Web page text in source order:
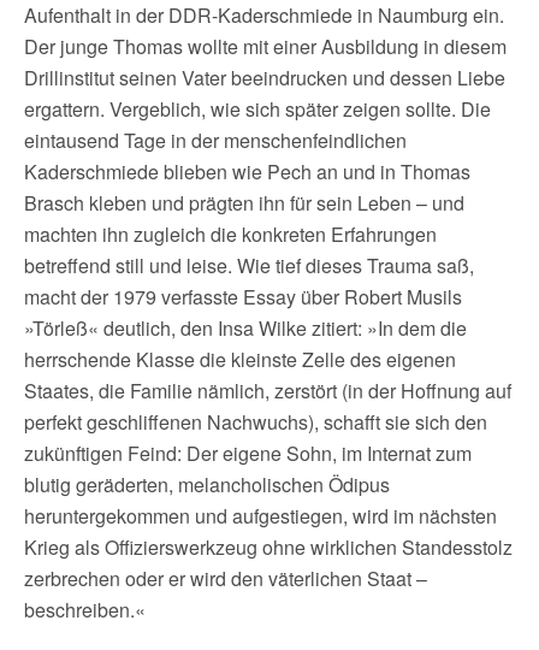
Aufenthalt in der DDR-Kaderschmiede in Naumburg ein.
Der junge Thomas wollte mit einer Ausbildung in diesem
Drillinstitut seinen Vater beeindrucken und dessen Liebe
ergattern. Vergeblich, wie sich später zeigen sollte. Die
eintausend Tage in der menschenfeindlichen
Kaderschmiede blieben wie Pech an und in Thomas
Brasch kleben und prägten ihn für sein Leben – und
machten ihn zugleich die konkreten Erfahrungen
betreffend still und leise. Wie tief dieses Trauma saß,
macht der 1979 verfasste Essay über Robert Musils
»Törleß« deutlich, den Insa Wilke zitiert: »In dem die
herrschende Klasse die kleinste Zelle des eigenen
Staates, die Familie nämlich, zerstört (in der Hoffnung auf
perfekt geschliffenen Nachwuchs), schafft sie sich den
zukünftigen Feind: Der eigene Sohn, im Internat zum
blutig geräderten, melancholischen Ödipus
heruntergekommen und aufgestiegen, wird im nächsten
Krieg als Offizierswerkzeug ohne wirklichen Standesstolz
zerbrechen oder er wird den väterlichen Staat –
beschreiben.«